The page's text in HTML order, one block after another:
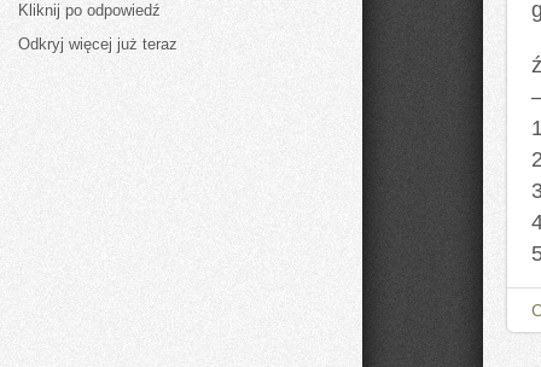
Kliknij po odpowiedź
Odkryj więcej już teraz